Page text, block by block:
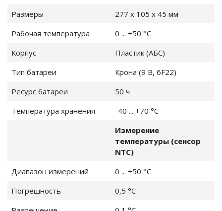
Размеры
277 x 105 x 45 мм
Рабочая температура
0 ... +50 °C
Корпус
Пластик (АБС)
Тип батареи
Крона (9 В, 6F22)
Ресурс батареи
50 ч
Температура хранения
-40 ... +70 °C
Измерение
температуры (сенсор
NTC)
Диапазон измерений
0 ... +50 °C
Погрешность
0,5 °C